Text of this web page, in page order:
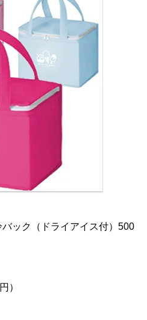
バック（ドライアイス付）500
）